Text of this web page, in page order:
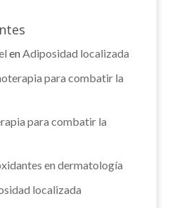
enAdiposidad localizada
para combatir la
para combatir la
en dermatología
localizada